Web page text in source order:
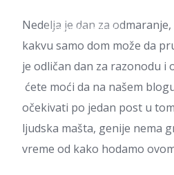
ZANIMLJIVOSTI
Nedelja je dan za
kakvu samo dom može da
je odličan dan za razonodu i
ćete moći da na našem
očekivati po jedan post u
ljudska mašta, genije nema
vreme od kako hodamo